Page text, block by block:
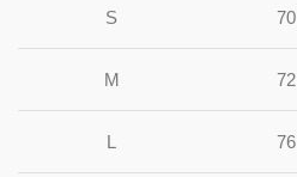
S 70
M 72
L 76